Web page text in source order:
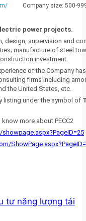
Company size: 500-
power projects.
design, supervision and
manufacture of steel
investment.
of the Company
firms including
the United States, etc.
listing under the symbol of
more about PECC2
tư năng lượng tái